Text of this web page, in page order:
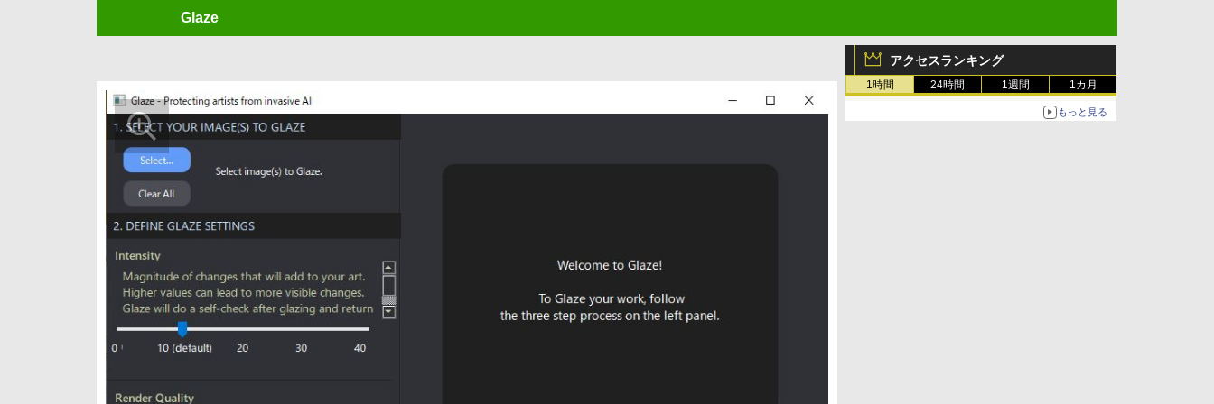
Glaze
アクセスランキング
1時間 24時間 1週間 1カ月
もっと見る